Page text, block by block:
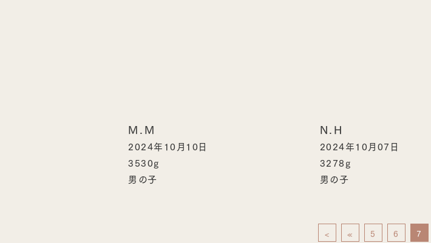
M.M
2024年10月10日
3530g
男の子
N.H
2024年10月07日
3278g
男の子
< « 5 6 7